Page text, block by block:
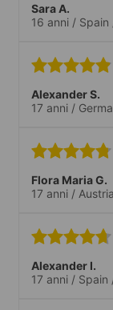
Sara A.
16 anni / Spain
Alexander S.
17 anni /
Flora Maria G.
17 anni / Austria
Alexander I.
17 anni / Spain